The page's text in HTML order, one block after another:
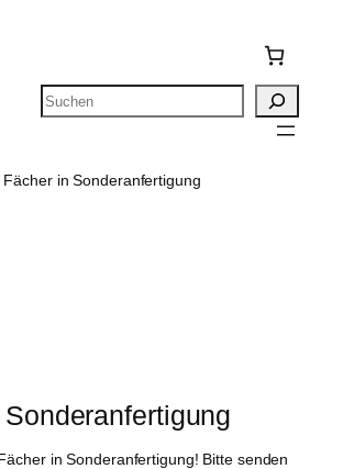
Suchen
in Sonderanfertigung
in Sonderanfertigung! Bitte senden